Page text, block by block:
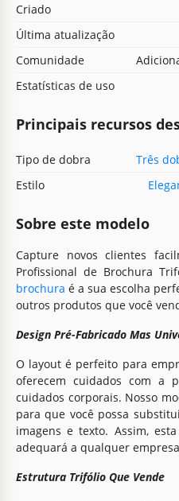
Criado
Última atualização
Comunidade
Estatísticas de uso
Principais recursos
Tipo de dobra
Três
Estilo
Sobre este modelo
Capture novos clientes
Profissional de Brochura
brochura é a sua escolha
outros produtos que você
Design Pré-Fabricado Mas
O layout é perfeito para
oferecem cuidados com a
cuidados corporais. Nosso
para que você possa
imagens e texto. Assim,
adequará a qualquer
Estrutura Trifólio Que Vende